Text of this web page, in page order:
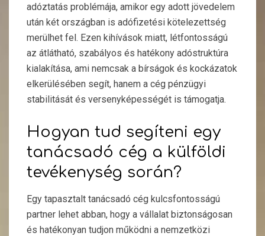
adóztatás problémája, amikor egy adott jövedelem
után két országban is adófizetési kötelezettség
merülhet fel. Ezen kihívások miatt, létfontosságú
az átlátható, szabályos és hatékony adóstruktúra
kialakítása, ami nemcsak a bírságok és kockázatok
elkerülésében segít, hanem a cég pénzügyi
stabilitását és versenyképességét is támogatja.
Hogyan tud segíteni egy
tanácsadó cég a külföldi
tevékenység során?
Egy tapasztalt tanácsadó cég kulcsfontosságú
partner lehet abban, hogy a vállalat biztonságosan
és hatékonyan tudjon működni a nemzetközi